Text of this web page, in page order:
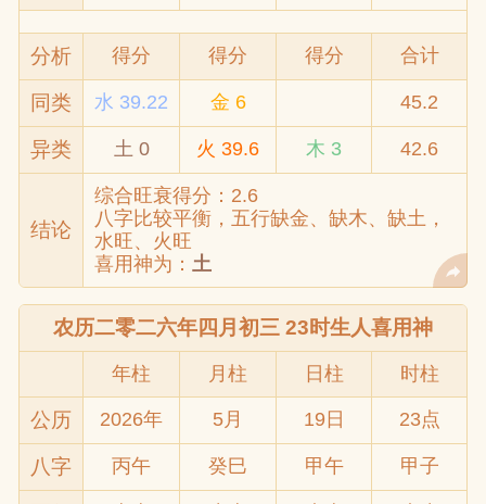
分析 得分 得分 得分 合计
同类 水 39.22 金 6 45.2
异类 土 0 火 39.6 木 3 42.6
结论
综合旺衰得分：2.6
八字比较平衡，五行缺金、缺木、缺土，
水旺、火旺
喜用神为：土
农历二零二六年四月初三 23时生人喜用神
年柱 月柱 日柱 时柱
公历 2026年 5月 19日 23点
八字 丙午 癸巳 甲午 甲子